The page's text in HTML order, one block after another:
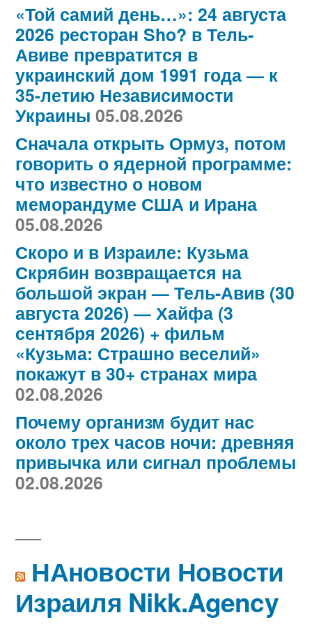
«Той самий день…»: 24 августа
2026 ресторан Sho? в Тель-
Авиве превратится в
украинский дом 1991 года — к
35-летию Независимости
Украины 05.08.2026
Сначала открыть Ормуз, потом
говорить о ядерной программе:
что известно о новом
меморандуме США и Ирана
05.08.2026
Скоро и в Израиле: Кузьма
Скрябин возвращается на
большой экран — Тель-Авив (30
августа 2026) — Хайфа (3
сентября 2026) + фильм
«Кузьма: Страшно веселий»
покажут в 30+ странах мира
02.08.2026
Почему организм будит нас
около трех часов ночи: древняя
привычка или сигнал проблемы
02.08.2026
НАновости Новости
Израиля Nikk.Agency